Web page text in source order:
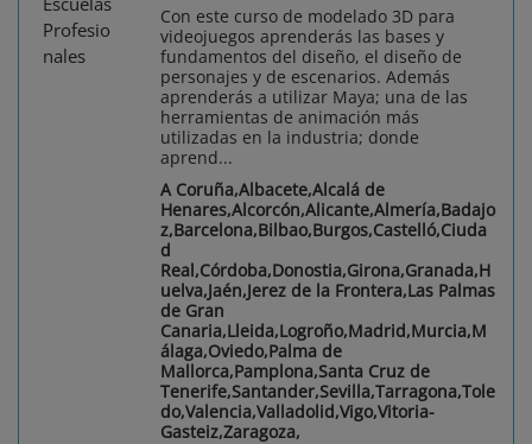
Con este curso de modelado 3D para
videojuegos aprenderás las bases y
fundamentos del diseño, el diseño de
personajes y de escenarios. Además
aprenderás a utilizar Maya; una de las
herramientas de animación más
utilizadas en la industria; donde
aprend...
A Coruña,Albacete,Alcalá de
Henares,Alcorcón,Alicante,Almería,Badajo
z,Barcelona,Bilbao,Burgos,Castelló,Ciuda
d
Real,Córdoba,Donostia,Girona,Granada,H
uelva,Jaén,Jerez de la Frontera,Las Palmas
de Gran
Canaria,Lleida,Logroño,Madrid,Murcia,M
álaga,Oviedo,Palma de
Mallorca,Pamplona,Santa Cruz de
Tenerife,Santander,Sevilla,Tarragona,Tole
do,Valencia,Valladolid,Vigo,Vitoria-
Gasteiz,Zaragoza,